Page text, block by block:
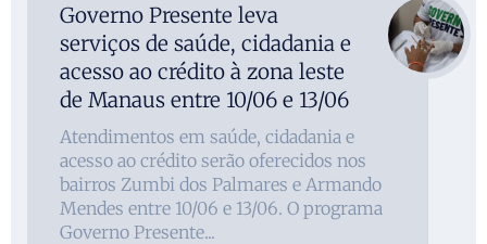
Governo Presente leva
serviços de saúde, cidadania e
acesso ao crédito à zona leste
de Manaus entre 10/06 e 13/06
Atendimentos em saúde, cidadania e
acesso ao crédito serão oferecidos nos
bairros Zumbi dos Palmares e Armando
Mendes entre 10/06 e 13/06. O programa
Governo Presente...